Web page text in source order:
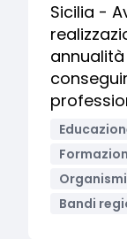
Sicilia -
Bandi